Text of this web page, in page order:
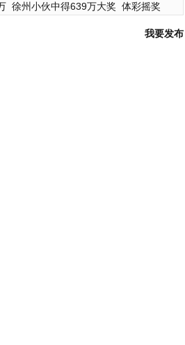
徐州小伙中得639万大奖 体彩摇奖
我要发布